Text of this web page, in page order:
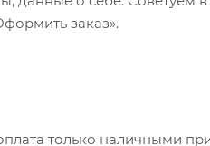
заказ».
только наличными